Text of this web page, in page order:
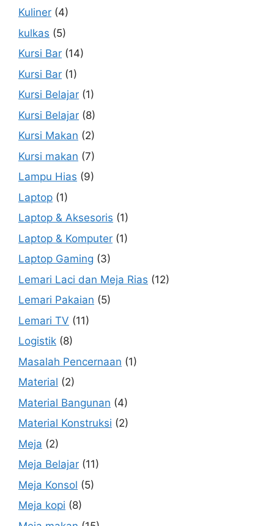
Kuliner (4)
kulkas (5)
Kursi Bar (14)
Kursi Bar (1)
Kursi Belajar (1)
Kursi Belajar (8)
Kursi Makan (2)
Kursi makan (7)
Lampu Hias (9)
Laptop (1)
Laptop & Aksesoris (1)
Laptop & Komputer (1)
Laptop Gaming (3)
Lemari Laci dan Meja Rias (12)
Lemari Pakaian (5)
Lemari TV (11)
Logistik (8)
Masalah Pencernaan (1)
Material (2)
Material Bangunan (4)
Material Konstruksi (2)
Meja (2)
Meja Belajar (11)
Meja Konsol (5)
Meja kopi (8)